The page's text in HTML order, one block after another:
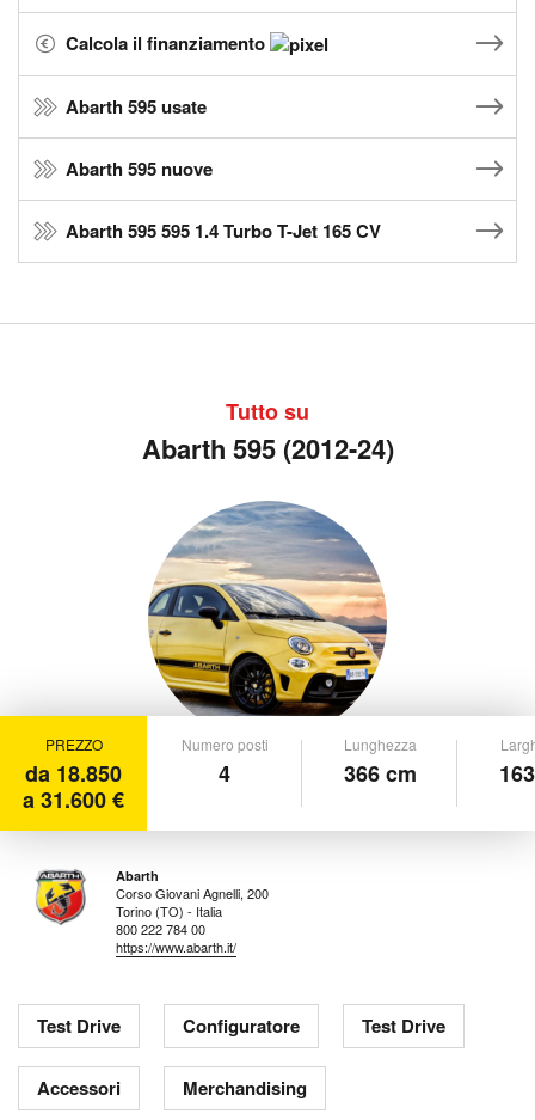
Calcola il finanziamento
Abarth 595 usate
Abarth 595 nuove
Abarth 595 595 1.4 Turbo T-Jet 165 CV
Tutto su
Abarth 595 (2012-24)
PREZZO
da 18.850
a 31.600 €
Numero posti
4
Lunghezza
366 cm
Abarth
Corso Giovani Agnelli, 200
Torino (TO) - Italia
800 222 784 00
https://www.abarth.it/
Test Drive Configuratore Test Drive
Accessori Merchandising